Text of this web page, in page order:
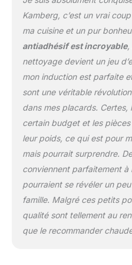
Kamberg, c’est un vrai
ma cuisine et un pur
antiadhésif est incroyable,
nettoyage devient un jeu
mon induction est parfaite
sont une véritable
dans mes placards. Certes,
certain budget et les pièces
leur poids, ce qui est pour
mais pourrait surprendre.
conviennent parfaitement à
pourraient se révéler un
famille. Malgré ces petits
qualité sont tellement au
que le recommander